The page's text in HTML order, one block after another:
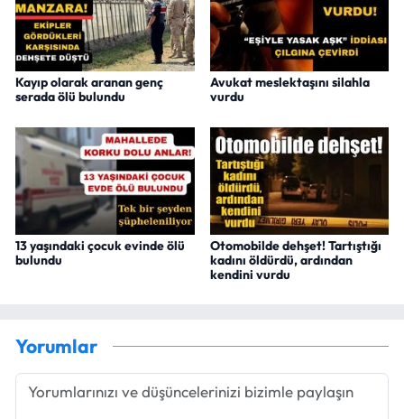
Kayıp olarak aranan genç
serada ölü bulundu
Avukat meslektaşını silahla
vurdu
13 yaşındaki çocuk evinde ölü
bulundu
Otomobilde dehşet! Tartıştığı
kadını öldürdü, ardından
kendini vurdu
Yorumlar